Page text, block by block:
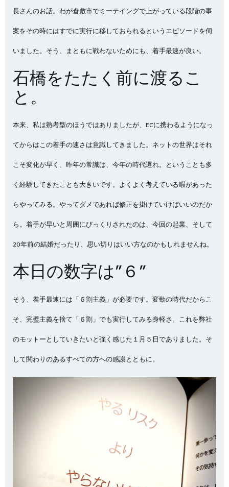
長さんのお話。わが倉敷市でミーテイングで上がっている段階の事
案をその時にはすでに実行に移しておられるというエピソードを伺
いました。そう、まともに戦わないためにも、着手最速が良い。
石橋をたたく前に渡るこ
と。
本来、私は熟考型のほうではありましたが、ECに携わるようになっ
てからはこの着手の速さは意識してきました。ネットの世界はそれ
こそ変化が早く、昨年の常識は、今年の時代遅れ。ということも多
く経験してきたことも大きいです。よくよく考えている暇があった
らやってみる。やってダメであれば修正を掛けていけばいいのだか
ら。着手が早いと周囲にびっくりされたのは、今回の起業、そして
20年前の結婚だったり、思い切りはいい方なのかもしれませんね。
本日の数字は”６”
そう、着手最速には「６割主義」が必要です。変動の時代だからこ
そ、完璧主義を捨て「６割」でも実行してみる身軽さ。これを弊社
のモットーとしていきたいと強く感じた１月５日でありました。そ
して関わりのあるすべての方への感謝とともに。